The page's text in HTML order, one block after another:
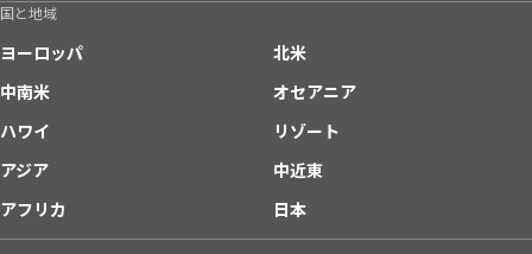
国と地域
ヨーロッパ
北米
中南米
オセアニア
ハワイ
リゾート
アジア
中近東
アフリカ
日本